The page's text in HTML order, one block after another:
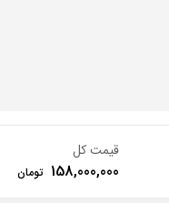
قیمت کل
158,000,000